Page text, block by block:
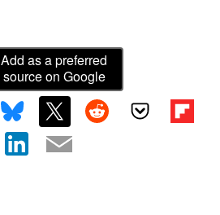
Add as a preferred
source on Google